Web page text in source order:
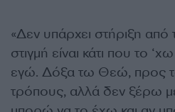
«Δεν υπάρχει στήριξη από
στιγμή είναι κάτι που το
εγώ. Δόξα τω Θεώ, προς
τρόπους, αλλά δεν ξέρω